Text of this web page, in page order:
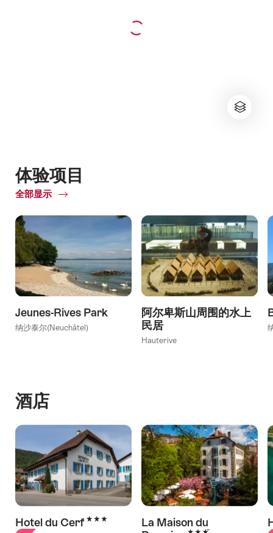
体验项目
全部显示
of
目
Jeunes-Rives Park
纳沙泰尔(Neuchâtel)
阿尔卑斯山周围的水上
民居
Hauterive
酒店
Hotel du Cerf 3 Stars
La Maison du